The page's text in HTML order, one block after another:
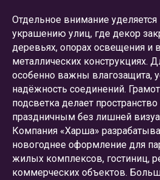
Отдельное внимание
украшению улиц, где декор
деревьях, опорах освещения и
металлических конструкциях.
особенно важны влагозащита,
надёжность соединений.
подсветка делает
праздничным без лишней
Компания «Харша»
новогоднее оформление для
жилых комплексов, гостиниц,
коммерческих объектов.